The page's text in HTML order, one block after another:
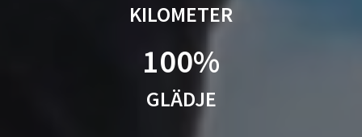
KILOMETER
100%
GLÄDJE